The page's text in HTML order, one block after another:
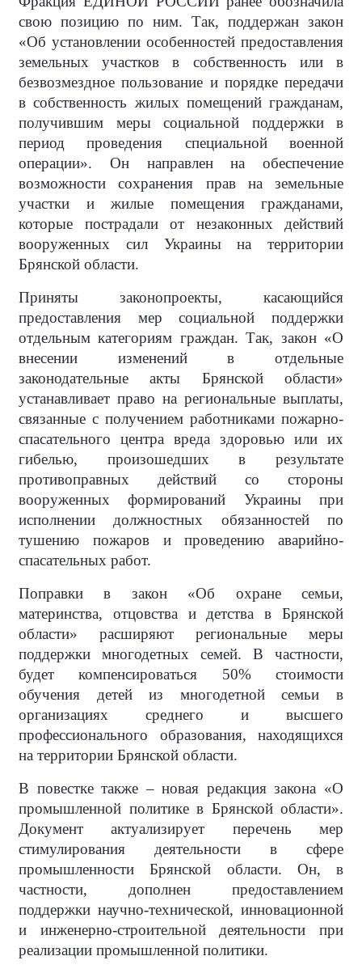
свою позицию по ним. Так, поддержан закон
«Об установлении особенностей предоставления
земельных участков в собственность или в
безвозмездное пользование и порядке передачи
в собственность жилых помещений гражданам,
получившим меры социальной поддержки в
период проведения специальной военной
операции». Он направлен на обеспечение
возможности сохранения прав на земельные
участки и жилые помещения гражданами,
которые пострадали от незаконных действий
вооруженных сил Украины на территории
Брянской области.
Приняты законопроекты, касающийся
предоставления мер социальной поддержки
отдельным категориям граждан. Так, закон «О
внесении изменений в отдельные
законодательные акты Брянской области»
устанавливает право на региональные выплаты,
связанные с получением работниками пожарно-
спасательного центра вреда здоровью или их
гибелью, произошедших в результате
противоправных действий со стороны
вооруженных формирований Украины при
исполнении должностных обязанностей по
тушению пожаров и проведению аварийно-
спасательных работ.
Поправки в закон «Об охране семьи,
материнства, отцовства и детства в Брянской
области» расширяют региональные меры
поддержки многодетных семей. В частности,
будет компенсироваться 50% стоимости
обучения детей из многодетной семьи в
организациях среднего и высшего
профессионального образования, находящихся
на территории Брянской области.
В повестке также – новая редакция закона «О
промышленной политике в Брянской области».
Документ актуализирует перечень мер
стимулирования деятельности в сфере
промышленности Брянской области. Он, в
частности, дополнен предоставлением
поддержки научно-технической, инновационной
и инженерно-строительной деятельности при
реализации промышленной политики.